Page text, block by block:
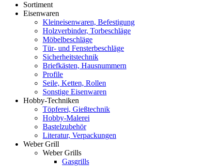
Sortiment
Eisenwaren
Kleineisenwaren, Befestigung
Holzverbinder, Torbeschläge
Möbelbeschläge
Tür- und Fensterbeschläge
Sicherheitstechnik
Briefkästen, Hausnummern
Profile
Seile, Ketten, Rollen
Sonstige Eisenwaren
Hobby-Techniken
Töpferei, Gießtechnik
Hobby-Malerei
Bastelzubehör
Literatur, Verpackungen
Weber Grill
Weber Grills
Gasgrills